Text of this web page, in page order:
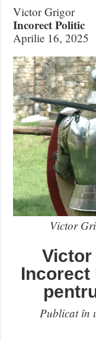
Victor Grigor
Incorect Politic
Aprilie 16, 2025
Victor
Victor
Incorect
Publicat în